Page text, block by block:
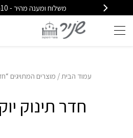
משלוח ומענה מהיר - 08-6715610
עמוד הבית/ מוצרים המתויגים
חדר תינוק